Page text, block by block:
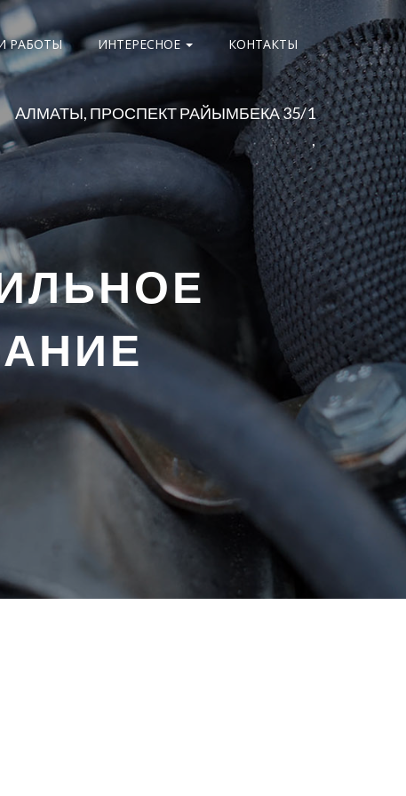
РАБОТЫ ИНТЕРЕСНОЕ КОНТАКТЫ
AЛМАТЫ, ПРОСПЕКТ РАЙЫМБЕКА 35/1
,